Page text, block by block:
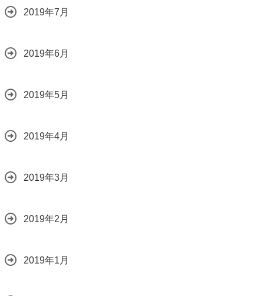
2019年7月
2019年6月
2019年5月
2019年4月
2019年3月
2019年2月
2019年1月